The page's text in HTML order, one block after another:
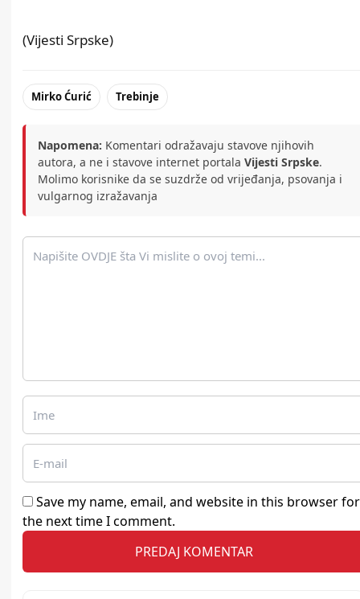
(Vijesti Srpske)
Mirko Ćurić Trebinje
Napomena: Komentari odražavaju stavove njihovih
autora, a ne i stavove internet portala Vijesti Srpske.
Molimo korisnike da se suzdrže od vrijeđanja, psovanja i
vulgarnog izražavanja
Save my name, email, and website in this browser for
the next time I comment.